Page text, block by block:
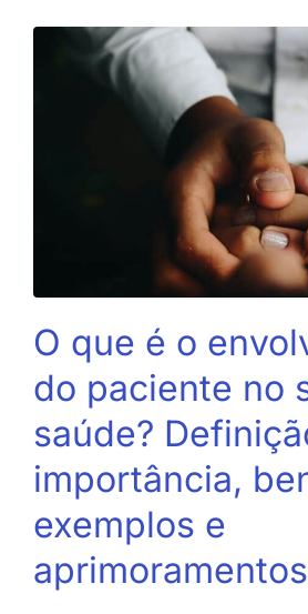
O que é o
do paciente no
saúde?
importância,
exemplos e
aprimoramentos